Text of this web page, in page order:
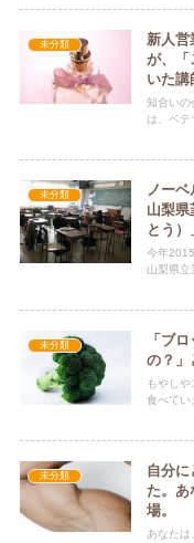
未分類
新人営
が、「
いた
知合いの
は、ベテ
未分類
ノー
山梨県
とう）
今年
山梨県立
未分類
「ブ
の？」
もやし
食べてい
未分類
自分に
た。
場。
あなたは